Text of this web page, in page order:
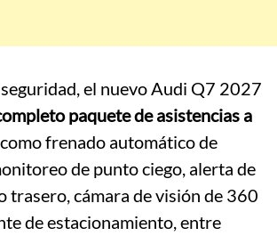
el nuevo Audi Q7 2027
paquete de asistencias a
como frenado automático de
de punto ciego, alerta de
trasero, cámara de visión de 360
de estacionamiento, entre